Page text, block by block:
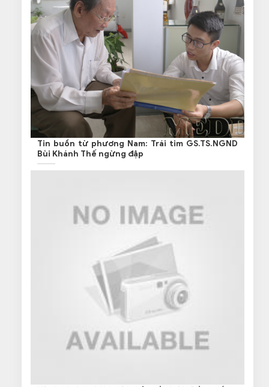
Tin buồn từ phương Nam: Trái tim GS.TS.NGND
Bùi Khánh Thế ngừng đập